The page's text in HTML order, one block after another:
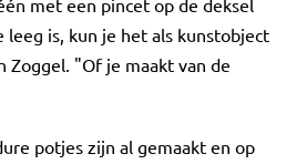
met een pincet op de deksel
is, kun je het als kunstobject
Zoggel. "Of je maakt van de
potjes zijn al gemaakt en op